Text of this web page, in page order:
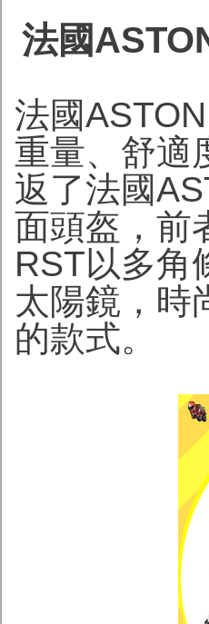
法國
法國
重量、舒適
返了法國
面頭盔，前
RST以多角
太陽鏡，時
的款式。